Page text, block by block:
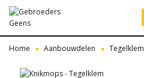
Home Aanbouwdelen Tegelklem